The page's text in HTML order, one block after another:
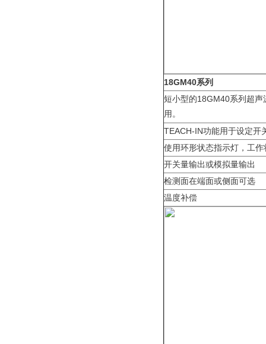
18GM40系列
短小型的18GM40系列超
用。
TEACH-IN功能用于设定开
使用环形状态指示灯，工
开关量输出或模拟量输出
检测面在端面或侧面可选
温度补偿